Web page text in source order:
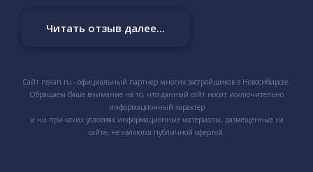
Читать отзыв далее...
Сайт nskan.ru - официальный партнер многих застройщиков в Новосибирске.
Обращаем Ваше внимание на то, что данный сайт носит исключительно
информационный характер
и ни при каких условиях информационные материалы, размещенные на
сайте, не являются публичной офертой.